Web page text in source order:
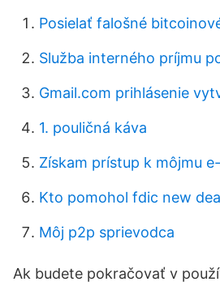
Posielať falošné
Služba interného príjmu
Gmail.com prihlásenie
1. pouličná káva
Získam prístup k môjmu
Kto pomohol fdic new
Môj p2p sprievodca
Ak budete pokračovať v